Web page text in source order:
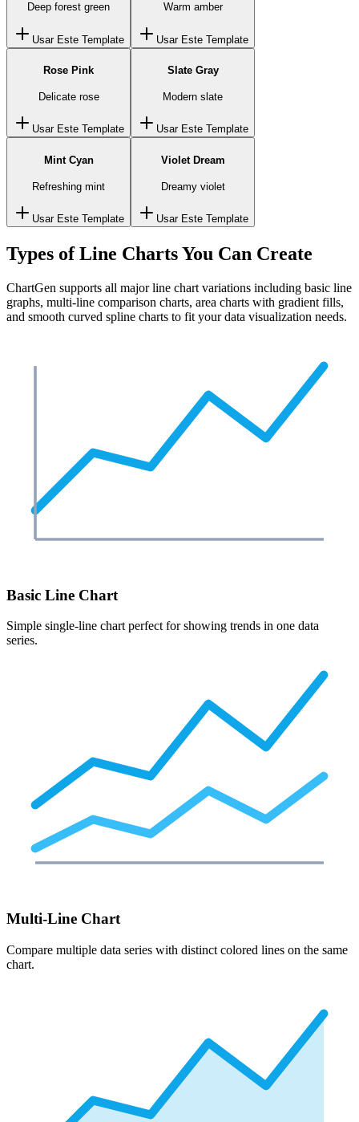
Deep forest green
Usar Este Template
Warm amber
Usar Este Template
Rose Pink
Delicate rose
Usar Este Template
Slate Gray
Modern slate
Usar Este Template
Mint Cyan
Refreshing mint
Usar Este Template
Violet Dream
Dreamy violet
Usar Este Template
Types of Line Charts You Can Create
ChartGen supports all major line chart variations including basic line
graphs, multi-line comparison charts, area charts with gradient fills,
and smooth curved spline charts to fit your data visualization needs.
Basic Line Chart
Simple single-line chart perfect for showing trends in one data
series.
Multi-Line Chart
Compare multiple data series with distinct colored lines on the same
chart.